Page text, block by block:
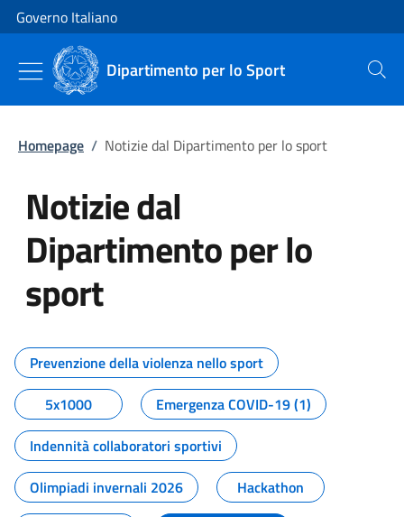
Vai al contenuto
Vai alla navigazione del sito
Governo Italiano
Dipartimento per lo Sport Cerca
Homepage / Notizie dal Dipartimento per lo sport
Notizie dal
Dipartimento per lo
sport
Tutti i contenuti della pagina
Prevenzione della violenza nello sport
5x1000
Emergenza COVID-19 (1)
Indennità collaboratori sportivi
Olimpiadi invernali 2026
Hackathon